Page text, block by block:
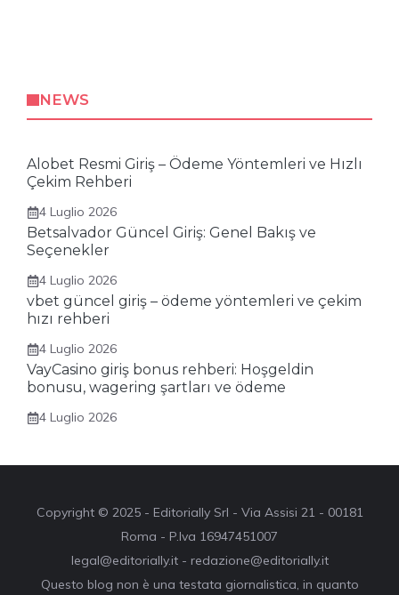
NEWS
Alobet Resmi Giriş – Ödeme Yöntemleri ve Hızlı
Çekim Rehberi
4 Luglio 2026
Betsalvador Güncel Giriş: Genel Bakış ve
Seçenekler
4 Luglio 2026
vbet güncel giriş – ödeme yöntemleri ve çekim
hızı rehberi
4 Luglio 2026
VayCasino giriş bonus rehberi: Hoşgeldin
bonusu, wagering şartları ve ödeme
4 Luglio 2026
Copyright © 2025 - Editorially Srl - Via Assisi 21 - 00181
Roma - P.Iva 16947451007
legal@editorially.it - redazione@editorially.it
Questo blog non è una testata giornalistica, in quanto